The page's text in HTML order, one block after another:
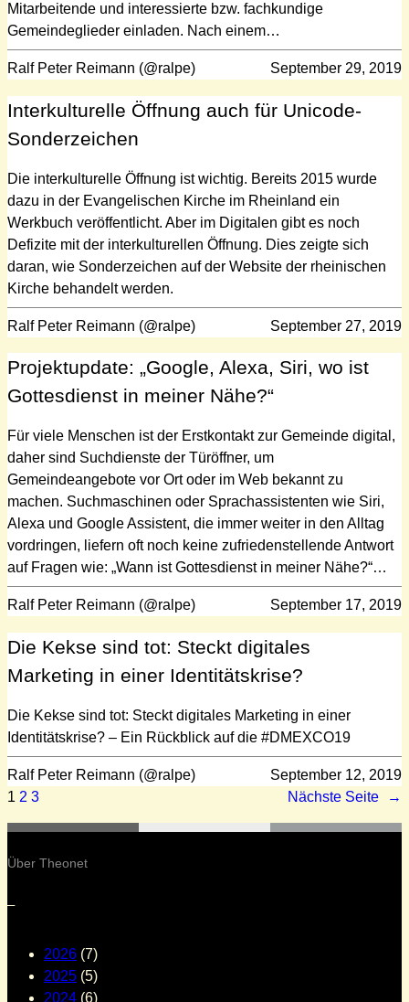
Mitarbeitende und interessierte bzw. fachkundige
Gemeindeglieder einladen. Nach einem…
Ralf Peter Reimann (@ralpe) September 29, 2019
Interkulturelle Öffnung auch für Unicode-
Sonderzeichen
Die interkulturelle Öffnung ist wichtig. Bereits 2015 wurde
dazu in der Evangelischen Kirche im Rheinland ein
Werkbuch veröffentlicht. Aber im Digitalen gibt es noch
Defizite mit der interkulturellen Öffnung. Dies zeigte sich
daran, wie Sonderzeichen auf der Website der rheinischen
Kirche behandelt werden.
Ralf Peter Reimann (@ralpe) September 27, 2019
Projektupdate: „Google, Alexa, Siri, wo ist
Gottesdienst in meiner Nähe?“
Für viele Menschen ist der Erstkontakt zur Gemeinde digital,
daher sind Suchdienste der Türöffner, um
Gemeindeangebote vor Ort oder im Web bekannt zu
machen. Suchmaschinen oder Sprachassistenten wie Siri,
Alexa und Google Assistent, die immer weiter in den Alltag
vordringen, liefern oft noch keine zufriedenstellende Antwort
auf Fragen wie: „Wann ist Gottesdienst in meiner Nähe?“…
Ralf Peter Reimann (@ralpe) September 17, 2019
Die Kekse sind tot: Steckt digitales
Marketing in einer Identitätskrise?
Die Kekse sind tot: Steckt digitales Marketing in einer
Identitätskrise? – Ein Rückblick auf die #DMEXCO19
Ralf Peter Reimann (@ralpe)
September 12, 2019
1 2 3 Nächste Seite →
Über Theonet
–
2026 (7)
2025 (5)
2024 (6)